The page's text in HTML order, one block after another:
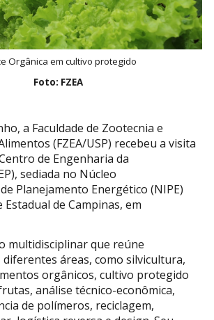
Orgânica em cultivo protegido
Foto: FZEA
a Faculdade de Zootecnia e
(FZEA/USP) recebeu a visita
de Engenharia da
sediada no Núcleo
Planejamento Energético (NIPE)
de Campinas, em
multidisciplinar que reúne
diferentes áreas, como silvicultura,
orgânicos, cultivo protegido
análise técnico-econômica,
de polímeros, reciclagem,